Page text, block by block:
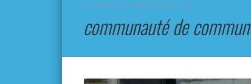
CURRENTLY BROWSING TAG
communauté de